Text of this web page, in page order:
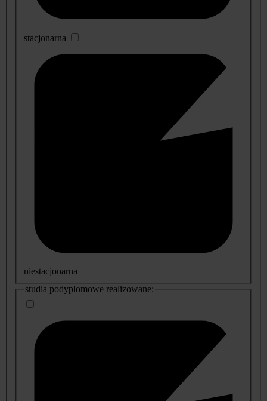
stacjonarna
niestacjonarna
studia podyplomowe realizowane: